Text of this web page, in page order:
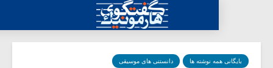
نوشته ها دانستنی های موسیقی